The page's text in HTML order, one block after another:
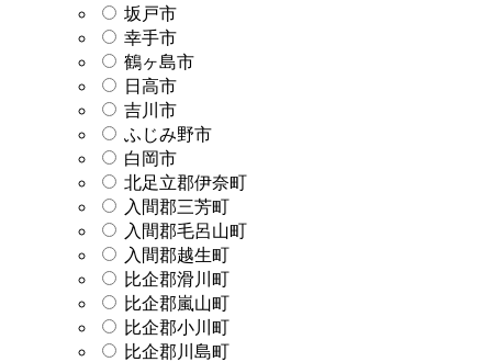
坂戸市
幸手市
鶴ヶ島市
日高市
吉川市
ふじみ野市
白岡市
北足立郡伊奈町
入間郡三芳町
入間郡毛呂山町
入間郡越生町
比企郡滑川町
比企郡嵐山町
比企郡小川町
比企郡川島町